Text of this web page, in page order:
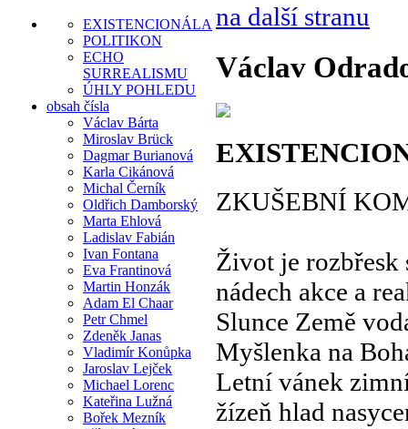
EXISTENCIONÁLA
POLITIKON
ECHO
SURREALISMU
ÚHLY POHLEDU
obsah čísla
Václav Bárta
Miroslav Brück
Dagmar Burianová
Karla Cikánová
Michal Černík
Oldřich Damborský
Marta Ehlová
Ladislav Fabián
Ivan Fontana
Eva Frantinová
Martin Honzák
Adam El Chaar
Petr Chmel
Zdeněk Janas
Vladimír Konůpka
Jaroslav Lejček
Michael Lorenc
Kateřina Lužná
Bořek Mezník
na další stranu
Václav
ZKUŠEBNÍ
Život je rozbřesk
nádech akce a
Slunce Země
Myšlenka na
Letní vánek
žízeň hlad